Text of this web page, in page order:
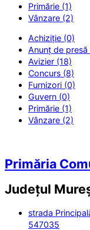
Primărie (1)
Vânzare (2)
Achiziție (0)
Anunț de presă
Avizier (18)
Concurs (8)
Furnizori (0)
Guvern (0)
Primărie (1)
Vânzare (2)
Primăria
Județul
strada
547035